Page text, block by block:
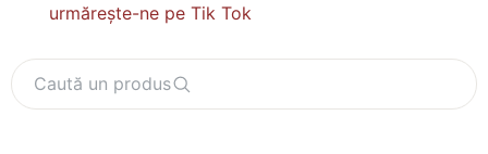
urmărește-ne pe Tik Tok
Caută un produs